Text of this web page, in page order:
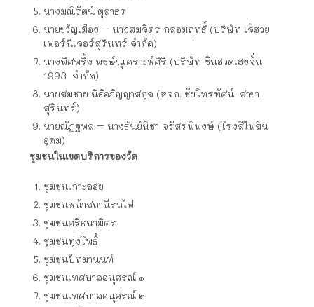
นางมณีรัตน์ ตุลาธร
นายขวัญเมือง – นางสมจิตร กล่อมฤทธิ์ (บริษัท เจ้ฮวย
เฟอร์นิเจอร์สุรินทร์ จำกัด)
นางพิศพริ้ง พงษ์นุเคราะห์ศิริ (บริษัท ซินฮวดเฮงจั่น
1993 จำกัด)
นายสมชาย นิธิอภิญญาสกุล (หจก. ชัยโทรทัศน์ สาขา
สุรินทร์)
นายณัฏฐพล – นางธันย์นิชา จรัสรพีพงษ์ (โรงสีไฟสิน
อุดม)
ชุมชนในเขตบริการของวัด
ชุมชนเกาะลอย
ชุมชนหน้าสถานีรถไฟ
ชุมชนศรีธนามิตร
ชุมชนทุ่งโพธิ์
ชุมชนปัทมานนท์
ชุมชนเทศบาลอนุสรณ์ ๑
ชุมชนเทศบาลอนุสรณ์ ๒